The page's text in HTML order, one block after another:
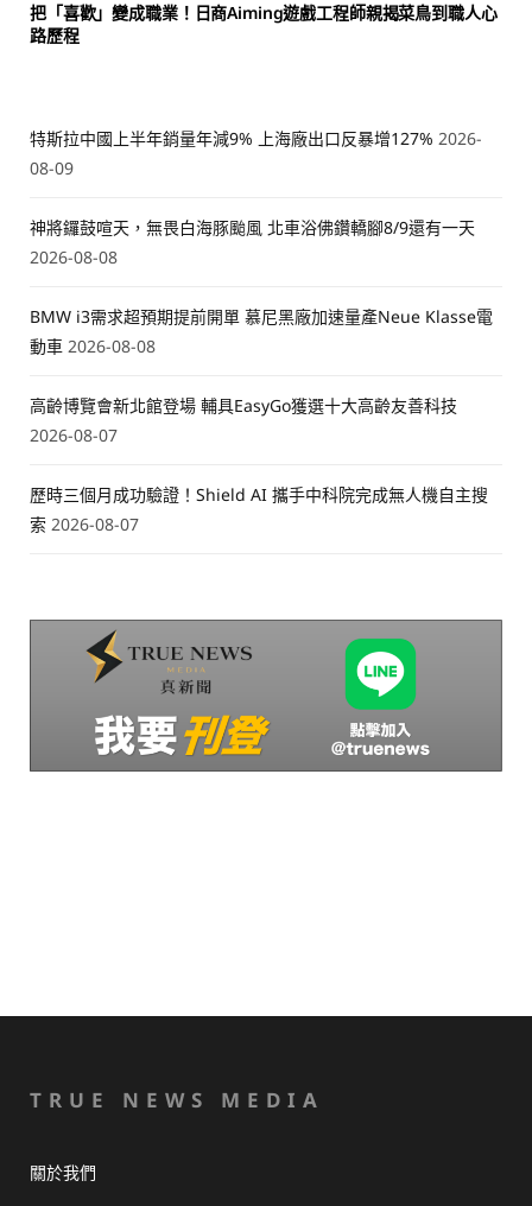
把「喜歡」變成職業！日商Aiming遊戲工程師親揭菜鳥到職人心
路歷程
特斯拉中國上半年銷量年減9% 上海廠出口反暴增127% 2026-
08-09
神將鑼鼓喧天，無畏白海豚颱風 北車浴佛鑽轎腳8/9還有一天
2026-08-08
BMW i3需求超預期提前開單 慕尼黑廠加速量產Neue Klasse電
動車 2026-08-08
高齡博覽會新北館登場 輔具EasyGo獲選十大高齡友善科技
2026-08-07
歷時三個月成功驗證！Shield AI 攜手中科院完成無人機自主搜
索 2026-08-07
TRUE NEWS MEDIA
關於我們